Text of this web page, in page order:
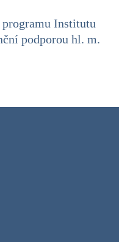
Institutu
podporou hl. m.